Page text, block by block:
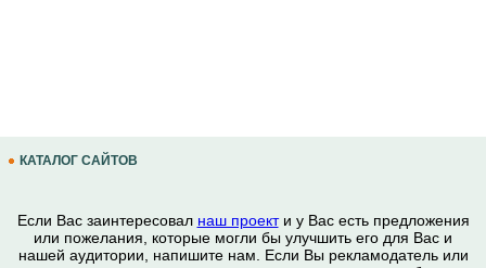
КАТАЛОГ САЙТОВ
Если Вас заинтересовал наш проекти у Вас есть предложения
или пожелания, которые могли бы улучшить его для Вас и
нашей аудитории, напишите нам. Если Вы рекламодатель или